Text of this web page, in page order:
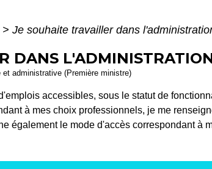
> Je souhaite travailler dans
DANS
administrative (Première ministre)
accessibles, sous le statut de
à mes choix professionnels, je me
également le mode d'accès correspondant à